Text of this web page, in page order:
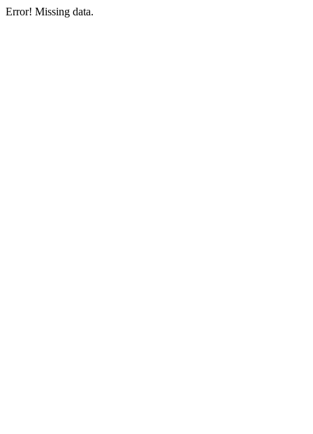
Error! Missing data.